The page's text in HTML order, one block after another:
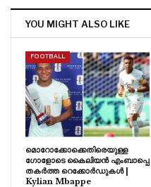
YOU MIGHT ALSO LIKE
FOOTBALL
മൊറോക്കോക്കെതിരെയുള്ള
ഗോളോടെ കൈലിയൻ എംബാപ്പെ
തകർത്ത റെക്കോർഡുകൾ |
Kylian Mbappe